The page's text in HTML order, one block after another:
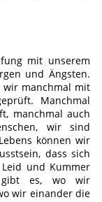
mit unserem
und Ängsten.
wir manchmal mit
Manchmal
manchmal auch
wir sind
können wir
dass sich
und Kummer
gibt es, wo wir
wir einander die